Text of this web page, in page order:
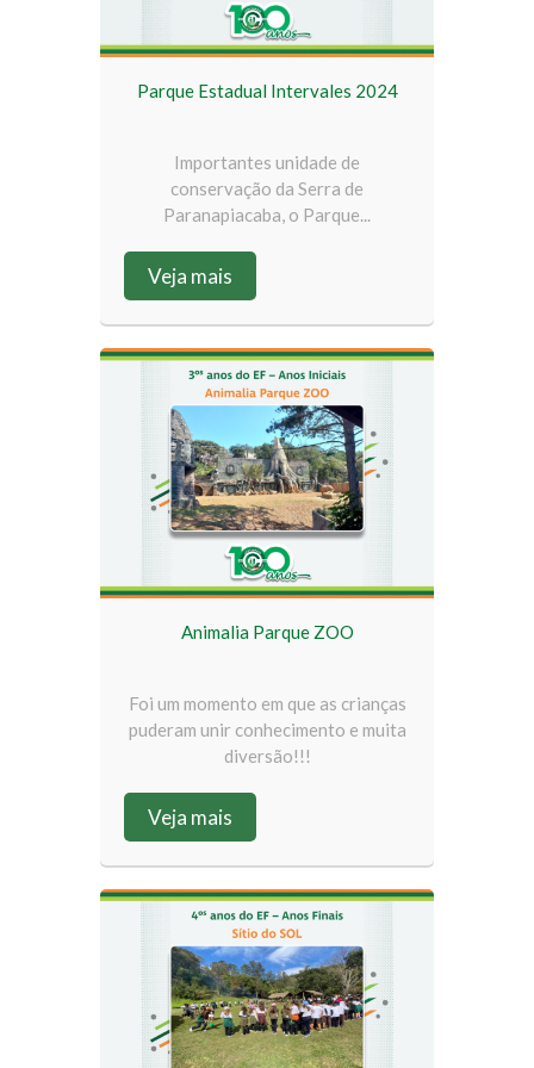
Parque Estadual Intervales 2024
Importantes unidade de
conservação da Serra de
Paranapiacaba, o Parque...
Veja mais
Animalia Parque ZOO
Foi um momento em que as crianças
puderam unir conhecimento e muita
diversão!!!
Veja mais